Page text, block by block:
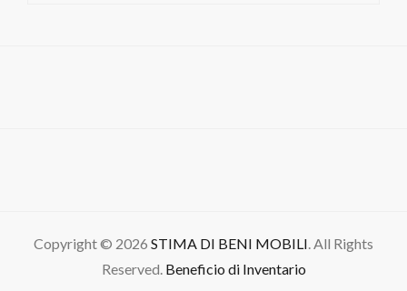
Copyright © 2026 STIMA DI BENI MOBILI . All Rights
Reserved. Beneficio di Inventario